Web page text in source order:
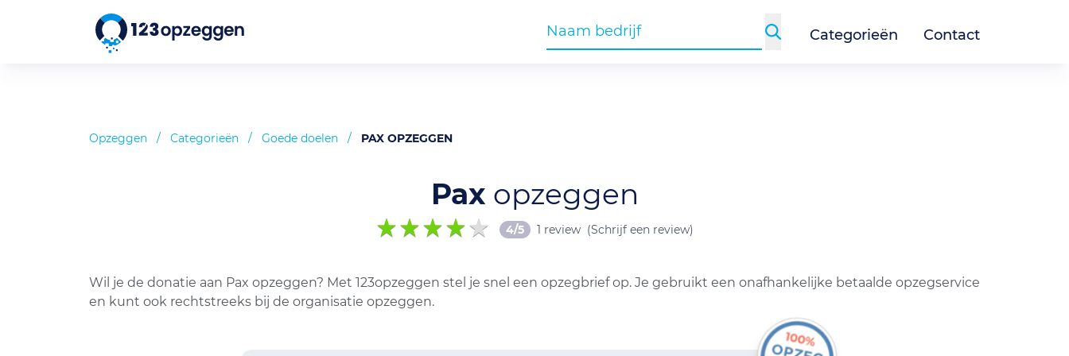
Categorieën Contact
Opzeggen / Categorieën / Goede doelen / PAX OPZEGGEN
Pax opzeggen
4/5 1 review (Schrijf een review)
Wil je de donatie aan Pax opzeggen? Met 123opzeggen stel je snel een opzegbrief op. Je gebruikt een onafhankelijke betaalde opzegservice
en kunt ook rechtstreeks bij de organisatie opzeggen.